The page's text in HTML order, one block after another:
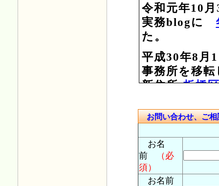
令和元年10
実務blogに
た。
平成30年8月
事務所を移
新住所:板橋
ん。
今後ともど
平成30年4月
「平成30年
掲載しました
お問い合わせ、ご相
お名
前
（必
須）
お名前